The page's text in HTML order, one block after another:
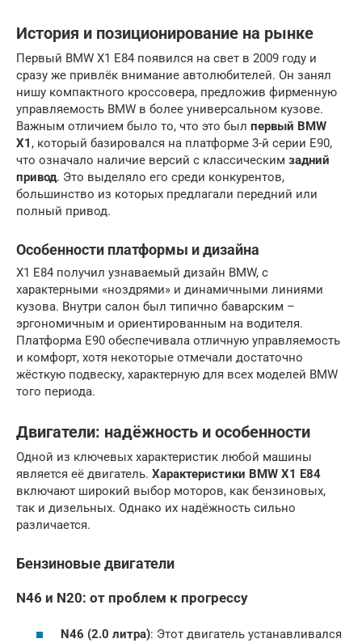
История и позиционирование на рынке
Первый BMW X1 E84 появился на свет в 2009 году и
сразу же привлёк внимание автолюбителей. Он занял
нишу компактного кроссовера, предложив фирменную
управляемость BMW в более универсальном кузове.
Важным отличием было то, что это был первый BMW
X1 , который базировался на платформе 3-й серии E90,
что означало наличие версий с классическим задний
привод. Это выделяло его среди конкурентов,
большинство из которых предлагали передний или
полный привод.
Особенности платформы и дизайна
X1 E84 получил узнаваемый дизайн BMW, с
характерными «ноздрями» и динамичными линиями
кузова. Внутри салон был типично баварским –
эргономичным и ориентированным на водителя.
Платформа E90 обеспечивала отличную управляемость
и комфорт, хотя некоторые отмечали достаточно
жёсткую подвеску, характерную для всех моделей BMW
того периода.
Двигатели: надёжность и особенности
Одной из ключевых характеристик любой машины
является её двигатель. Характеристики BMW X1 E84
включают широкий выбор моторов, как бензиновых,
так и дизельных. Однако их надёжность сильно
различается.
Бензиновые двигатели
N46 и N20: от проблем к прогрессу
N46 (2.0 литра): Этот двигатель устанавливался